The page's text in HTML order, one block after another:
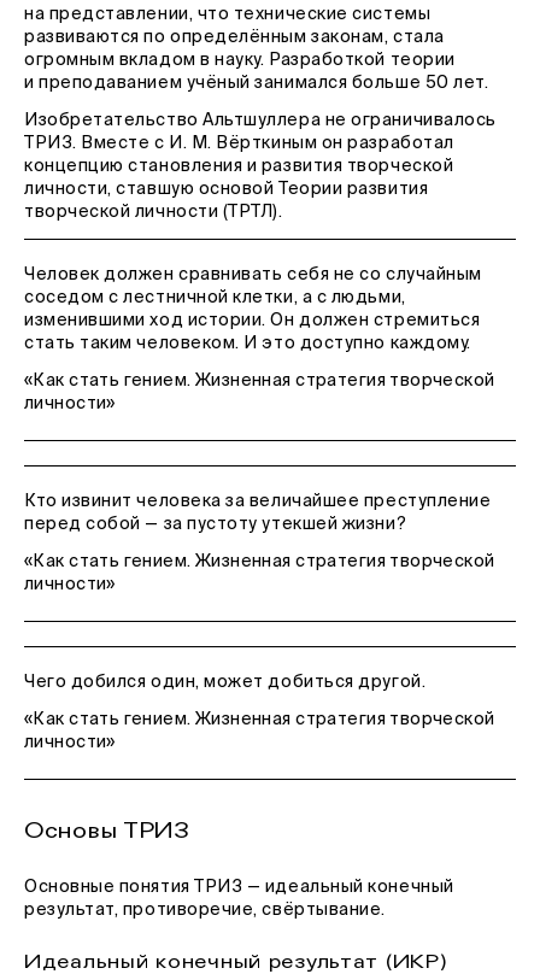
на представлении, что технические системы
развиваются по определённым законам, стала
огромным вкладом в науку. Разработкой теории
и преподаванием учёный занимался больше 50 лет.
Изобретательство Альтшуллера не ограничивалось
ТРИЗ. Вместе с И. М. Вёрткиным он разработал
концепцию становления и развития творческой
личности, ставшую основой Теории развития
творческой личности (ТРТЛ).
Человек должен сравнивать себя не со случайным
соседом с лестничной клетки, а с людьми,
изменившими ход истории. Он должен стремиться
стать таким человеком. И это доступно каждому.
«Как стать гением. Жизненная стратегия творческой
личности»
Кто извинит человека за величайшее преступление
перед собой — за пустоту утекшей жизни?
«Как стать гением. Жизненная стратегия творческой
личности»
Чего добился один, может добиться другой.
«Как стать гением. Жизненная стратегия творческой
личности»
Основы ТРИЗ
Основные понятия ТРИЗ — идеальный конечный
результат, противоречие, свёртывание.
Идеальный конечный результат (ИКР)